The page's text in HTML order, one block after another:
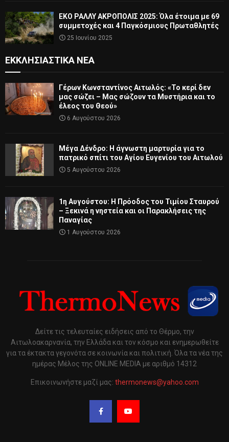
ΕΚΟ ΡΑΛΛΥ ΑΚΡΟΠΟΛΙΣ 2025: Όλα έτοιμα με 69
συμμετοχές και 4 Παγκόσμιους Πρωταθλητές
25 Ιουνίου 2025
ΕΚΚΛΗΣΙΑΣΤΙΚΆ ΝΈΑ
Γέρων Κωνσταντίνος Αιτωλός: «Το κερί δεν
μας σώζει – Μας σώζουν τα Μυστήρια και το
έλεος του Θεού»
6 Αυγούστου 2026
Μέγα Δένδρο: Η άγνωστη μαρτυρία για το
πατρικό σπίτι του Αγίου Ευγενίου του Αιτωλού
5 Αυγούστου 2026
1η Αυγούστου: Η Πρόοδος του Τιμίου Σταυρού
– Ξεκινά η νηστεία και οι Παρακλήσεις της
Παναγίας
1 Αυγούστου 2026
Δείτε τις τελευταίες ειδήσεις από το Θέρμο, την
Αιτωλοακαρνανία, την Ελλάδα και τον κόσμο και ενημερωθείτε
για τα έκτακτα γεγονότα σε κοινωνία και πολιτική. Όλα τα νέα της
ημέρας Μέλος της ONLINE MEDIA με αριθμό 14312
Επικοινωνήστε μαζί μας: thermonews@yahoo.com